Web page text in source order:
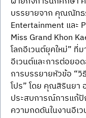
บรรยายจาก คุณณัทธ
Entertainment และ
Miss Grand Khon
โลกอีเวนต์ยุคใหม่”
อีเวนต์และการต่อยอ
การบรรยายหัวข้อ “
โปร” โดย คุณสิรินยา
ประสบการณ์การแก้ปั
ความกดดันในงานอีเ